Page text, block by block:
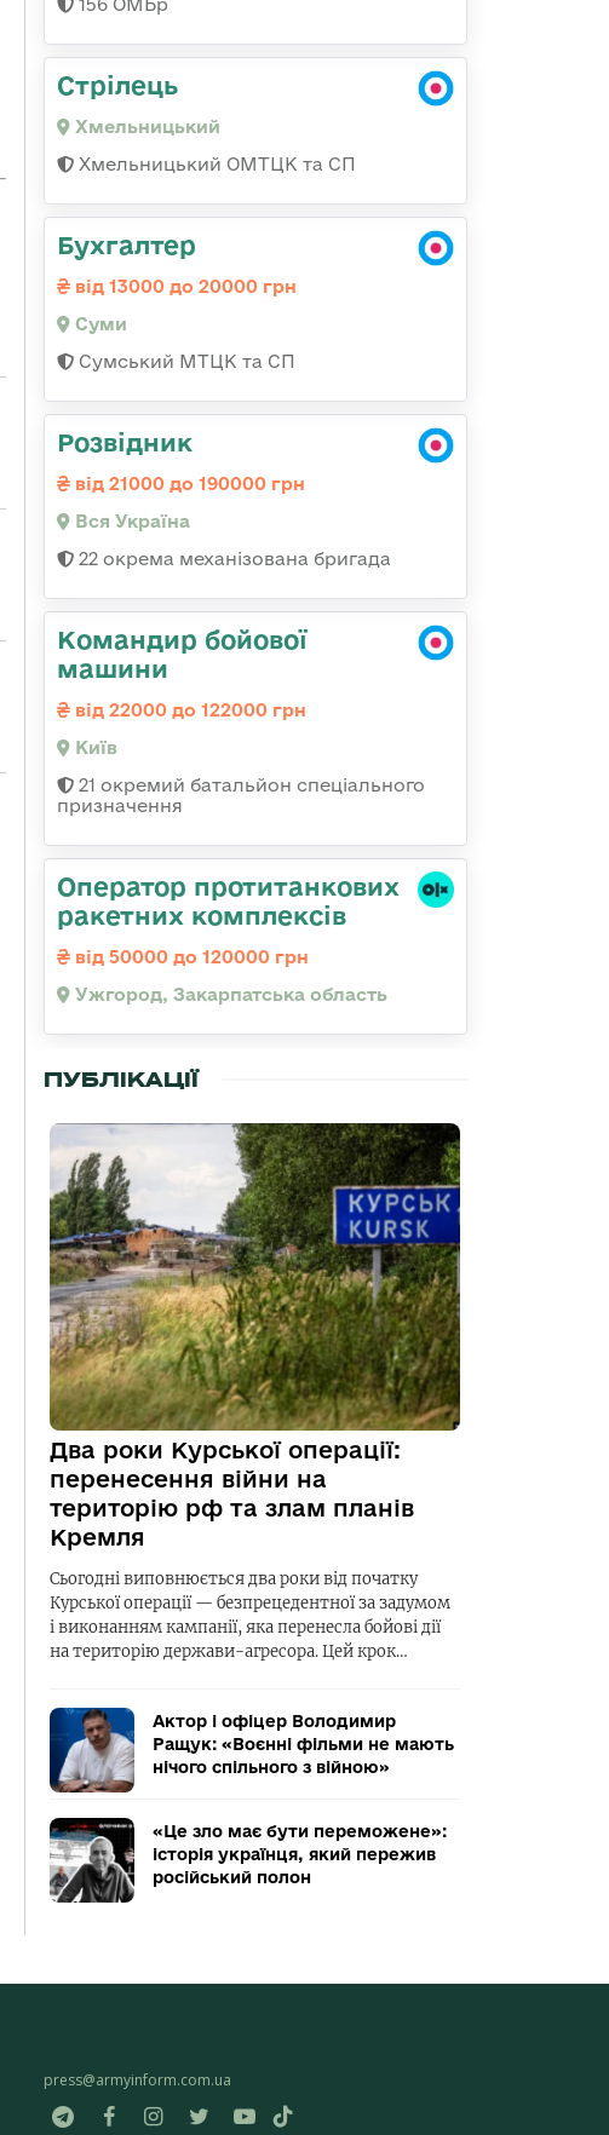
156 ОМБр
Стрілець
Хмельницький
Хмельницький ОМТЦК та СП
Бухгалтер
від 13000 до 20000 грн
Суми
Сумський МТЦК та СП
Розвідник
від 21000 до 190000 грн
Вся Україна
22 окрема механізована бригада
Командир бойової
машини
від 22000 до 122000 грн
Київ
21 окремий батальйон спеціального
призначення
Оператор протитанкових
ракетних комплексів
від 50000 до 120000 грн
Ужгород, Закарпатська область
ПУБЛІКАЦІЇ
Два роки Курської операції:
перенесення війни на
територію рф та злам планів
Кремля
Сьогодні виповнюється два роки від початку
Курської операції — безпрецедентної за задумом
і виконанням кампанії, яка перенесла бойові дії
на територію держави-агресора. Цей крок…
Актор і офіцер Володимир
Ращук: «Воєнні фільми не мають
нічого спільного з війною»
«Це зло має бути переможене»:
історія українця, який пережив
російський полон
press@armyinform.com.ua